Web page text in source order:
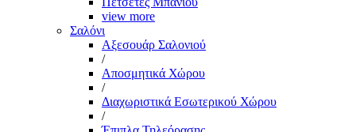
view more
Σαλόνι
Αξεσουάρ Σαλονιού
/
Αποσμητικά Χώρου
/
Διαχωριστικά Εσωτερικού Χώρου
/